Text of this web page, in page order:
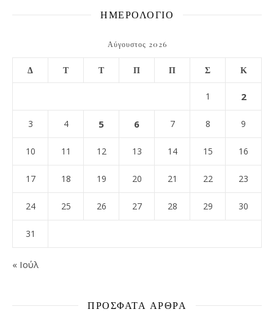
ΗΜΕΡΟΛΟΓΙΟ
Αύγουστος 2026
Δ Τ Τ Π Π Σ Κ
1 2
3 4 5 6 7 8 9
10 11 12 13 14 15 16
17 18 19 20 21 22 23
24 25 26 27 28 29 30
31
« Ιούλ
ΠΡΌΣΦΑΤΑ ΆΡΘΡΑ